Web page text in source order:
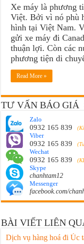
Xe máy là phương
Việt. Bởi vì nó phù
hình tại Việt Nam.
gửi xe máy đi
thuận lợi. Còn các
phương tiện di
Read More »
TƯ VẤN BÁO GIÁ
Zalo
0932 165 839
Viber
0932 165 839
Wechat
0932 165 839
Skype
chanhtam12
Messenger
facebook.com/
BÀI VIẾT LIÊN
Dịch vụ hàng hoá đi Úc